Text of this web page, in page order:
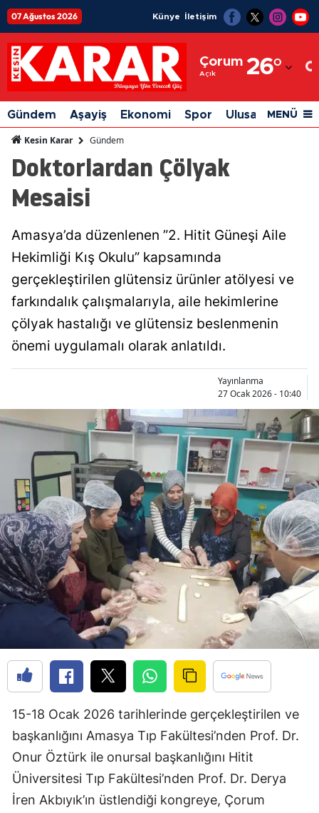
07 Ağustos 2026 Künye İletişim
Çorum
Açık 26°
Adıyaman
Afyonkarahisar
Ağrı
Amasya
Aydın
Balıkesir
Bitlis
Bolu
Burdur
Bursa
Çanakkale
Çankırı
Çorum
Denizli
Diyarbakır
Edirne
Elazığ
Erzincan
Erzurum
Eskişehir
Gaziantep
Gündem Aşayiş Ekonomi Spor Ulusal Siyaset
MENÜ
Kesin Karar Gündem
Doktorlardan Çölyak
Mesaisi
Amasya’da düzenlenen ”2. Hitit Güneşi Aile
Hekimliği Kış Okulu” kapsamında
gerçekleştirilen glütensiz ürünler atölyesi ve
farkındalık çalışmalarıyla, aile hekimlerine
çölyak hastalığı ve glütensiz beslenmenin
önemi uygulamalı olarak anlatıldı.
Yayınlanma
27 Ocak 2026 - 10:40
15-18 Ocak 2026 tarihlerinde gerçekleştirilen ve
başkanlığını Amasya Tıp Fakültesi’nden Prof. Dr.
Onur Öztürk ile onursal başkanlığını Hitit
Üniversitesi Tıp Fakültesi’nden Prof. Dr. Derya
İren Akbıyık’ın üstlendiği kongreye, Çorum